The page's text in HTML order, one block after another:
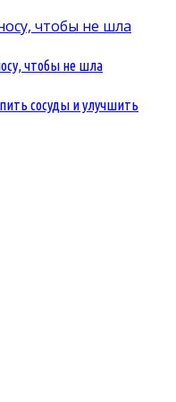
чтобы не шла
сосуды и улучшить